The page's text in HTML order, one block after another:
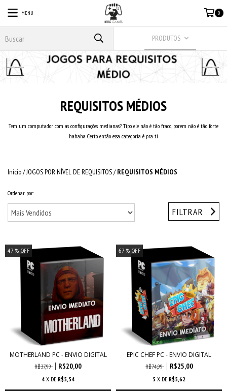
MENU 0
PRODUTOS
REQUISITOS MÉDIOS
Tem um computador com as configurações medianas? Tipo ele não é tão fraco, porem não é tão forte
hahaha. Certo então essa categoria é pra ti
Início/JOGOS POR NÍVEL DE REQUISITOS/ REQUISITOS MÉDIOS
Ordenar por:
FILTRAR
47% OFF
MOTHERLAND PC - ENVIO DIGITAL
R$37,99 R$20,00
4 X DE R$5,54
67% OFF
EPIC CHEF PC - ENVIO DIGITAL
R$74,99 R$25,00
5 X DE R$5,62